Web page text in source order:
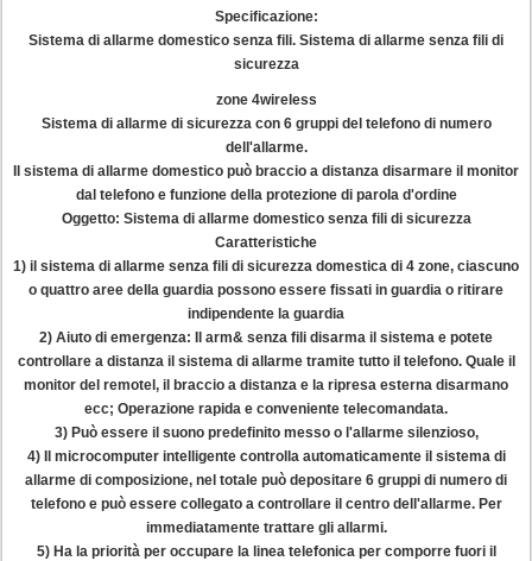
Specificazione:
Sistema di allarme domestico senza fili. Sistema di allarme senza fili di
sicurezza
zone 4wireless
Sistema di allarme di sicurezza con 6 gruppi del telefono di numero
dell'allarme.
Il sistema di allarme domestico può braccio a distanza disarmare il monitor
dal telefono e funzione della protezione di parola d'ordine
Oggetto: Sistema di allarme domestico senza fili di sicurezza
Caratteristiche
1) il sistema di allarme senza fili di sicurezza domestica di 4 zone, ciascuno
o quattro aree della guardia possono essere fissati in guardia o ritirare
indipendente la guardia
2) Aiuto di emergenza: Il arm& senza fili disarma il sistema e potete
controllare a distanza il sistema di allarme tramite tutto il telefono. Quale il
monitor del remotel, il braccio a distanza e la ripresa esterna disarmano
ecc; Operazione rapida e conveniente telecomandata.
3) Può essere il suono predefinito messo o l'allarme silenzioso,
4) Il microcomputer intelligente controlla automaticamente il sistema di
allarme di composizione, nel totale può depositare 6 gruppi di numero di
telefono e può essere collegato a controllare il centro dell'allarme. Per
immediatamente trattare gli allarmi.
5) Ha la priorità per occupare la linea telefonica per comporre fuori il